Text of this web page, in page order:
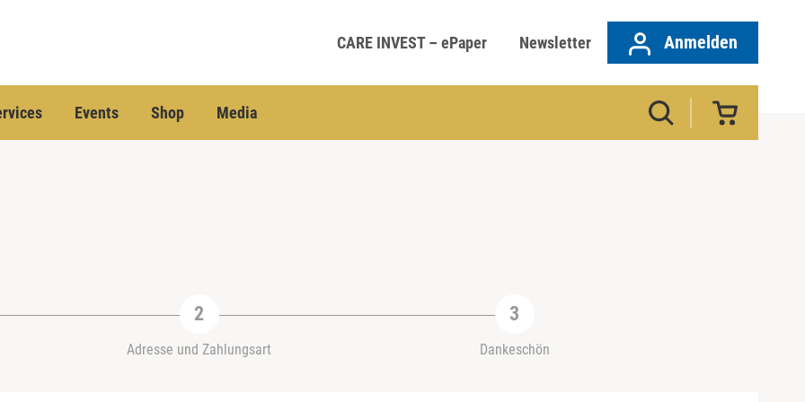
CARE INVEST – ePaper Newsletter Anmelden
Events Shop Media
Adresse und Zahlungsart Dankeschön